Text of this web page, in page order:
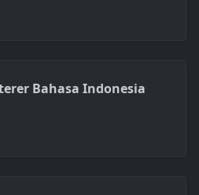
Bahasa Indonesia